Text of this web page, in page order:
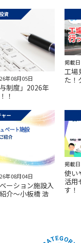
資
年08月05日
与制度」2026年
！
掲載
工場
た！
ー
年08月04日
ーション施設入
介～小板橋 浩
掲載
使い
活用
す！